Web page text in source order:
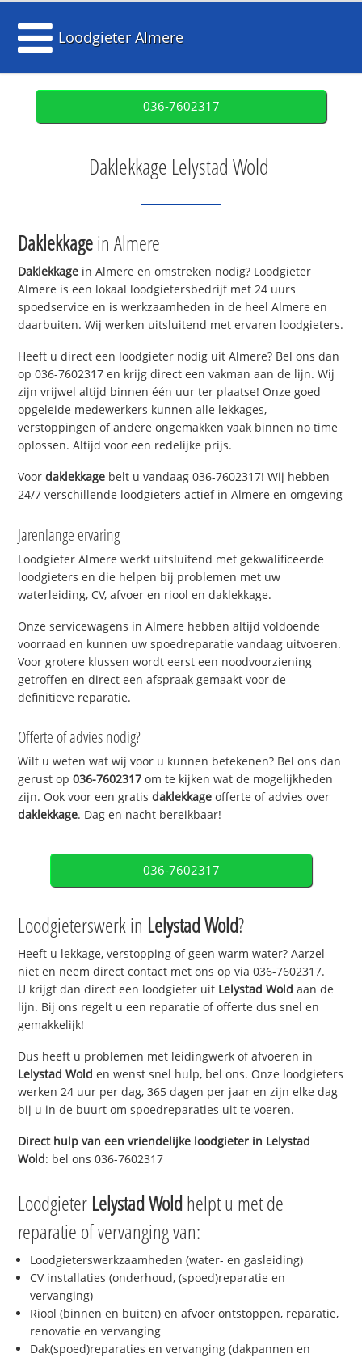
Loodgieter Almere
036-7602317
Daklekkage Lelystad Wold
Daklekkagein Almere
Daklekkage in Almere en omstreken nodig? Loodgieter
Almere is een lokaal loodgietersbedrijf met 24 uurs
spoedservice en is werkzaamheden in de heel Almere en
daarbuiten. Wij werken uitsluitend met ervaren loodgieters.
Heeft u direct een loodgieter nodig uit Almere? Bel ons dan
op 036-7602317 en krijg direct een vakman aan de lijn. Wij
zijn vrijwel altijd binnen één uur ter plaatse! Onze goed
opgeleide medewerkers kunnen alle lekkages,
verstoppingen of andere ongemakken vaak binnen no time
oplossen. Altijd voor een redelijke prijs.
Voordaklekkage belt u vandaag 036-7602317! Wij hebben
24/7 verschillende loodgieters actief in Almere en omgeving
Jarenlange ervaring
Loodgieter Almere werkt uitsluitend met gekwalificeerde
loodgieters en die helpen bij problemen met uw
waterleiding, CV, afvoer en riool en daklekkage.
Onze servicewagens in Almere hebben altijd voldoende
voorraad en kunnen uw spoedreparatie vandaag uitvoeren.
Voor grotere klussen wordt eerst een noodvoorziening
getroffen en direct een afspraak gemaakt voor de
definitieve reparatie.
Offerte of advies nodig?
Wilt u weten wat wij voor u kunnen betekenen? Bel ons dan
gerust op036-7602317 om te kijken wat de mogelijkheden
zijn. Ook voor een gratisdaklekkage offerte of advies over
daklekkage. Dag en nacht bereikbaar!
036-7602317
Loodgieterswerk in Lelystad Wold?
Heeft u lekkage, verstopping of geen warm water? Aarzel
niet en neem direct contact met ons op via 036-7602317.
U krijgt dan direct een loodgieter uit Lelystad Wold aan de
lijn. Bij ons regelt u een reparatie of offerte dus snel en
gemakkelijk!
Dus heeft u problemen met leidingwerk of afvoeren in
Lelystad Wold en wenst snel hulp, bel ons. Onze loodgieters
werken 24 uur per dag, 365 dagen per jaar en zijn elke dag
bij u in de buurt om spoedreparaties uit te voeren.
Direct hulp van een vriendelijke loodgieter in Lelystad
Wold: bel ons 036-7602317
Loodgieter Lelystad Woldhelpt u met de
reparatie of vervanging van:
Loodgieterswerkzaamheden (water- en gasleiding)
CV installaties (onderhoud, (spoed)reparatie en
vervanging)
Riool (binnen en buiten) en afvoer ontstoppen, reparatie,
renovatie en vervanging
Dak(spoed)reparaties en vervanging (dakpannen en